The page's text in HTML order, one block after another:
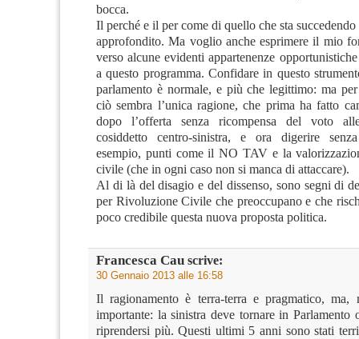
bocca.
Il perché e il per come di quello che sta succedendo
approfondito. Ma voglio anche esprimere il mio
verso alcune evidenti appartenenze
a questo programma. Confidare in questo
parlamento è normale, e più che legittimo: ma
ciò sembra l’unica ragione, che prima ha fatto
dopo l’offerta senza ricompensa del voto
cosiddetto centro-sinistra, e ora digerire
esempio, punti come il NO TAV e la
civile (che in ogni caso non si manca di attaccare).
Al di là del disagio e del dissenso, sono segni di
per Rivoluzione Civile che preoccupano e che
poco credibile questa nuova proposta politica.
Francesca Cau scrive:
30 Gennaio 2013 alle 16:58
Il ragionamento è terra-terra e pragmatico, ma,
importante: la sinistra deve tornare in Parlamento
riprendersi più. Questi ultimi 5 anni sono stati